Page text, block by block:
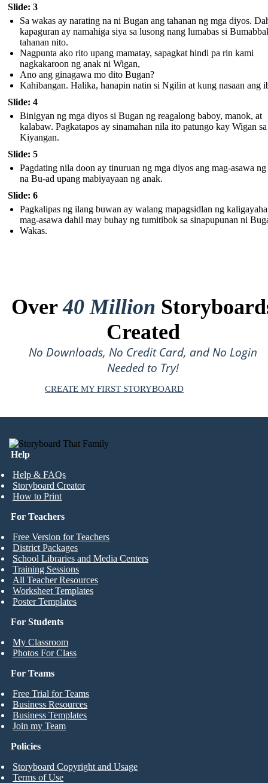
Slide: 3
Sa wakas ay narating na ni Bugan ang tahanan ng mga diyos.
kapaguran ay namahiga siya sa lusong nang lumabas si
tahanan nito.
Nagpunta ako rito upang mamatay, sapagkat hindi pa rin kami
nagkakaroon ng anak ni Wigan,
Ano ang ginagawa mo dito Bugan?
Kahibangan. Halika, hanapin natin si Ngilin at kung nasaan ang
Slide: 4
Binigyan ng mga diyos si Bugan ng reagalong baboy, manok, at
kalabaw. Pagkatapos ay sinamahan nila ito patungo kay Wigan sa
Kiyangan.
Slide: 5
Pagdating nila doon ay tinuruan ng mga diyos ang mag-asawa
na Bu-ad upang mabiyayaan ng anak.
Slide: 6
Pagkalipas ng ilang buwan ay walang mapagsidlan ng
mag-asawa dahil may buhay ng tumitibok sa sinapupunan ni
Wakas.
Over40 Million
Created
No Downloads, No Credit Card, and No Login
Needed to Try!
CREATE MY FIRST STORYBOARD
Help
Help & FAQs
Storyboard Creator
How to Print
For Students
My Classroom
Photos For Class
For Teachers
Free Version for Teachers
District Packages
School Libraries and Media Centers
Training Sessions
All Teacher Resources
Worksheet Templates
Poster Templates
For Teams
Free Trial for Teams
Business Resources
Business Templates
Join my Team
Policies
Storyboard Copyright and Usage
Terms of Use